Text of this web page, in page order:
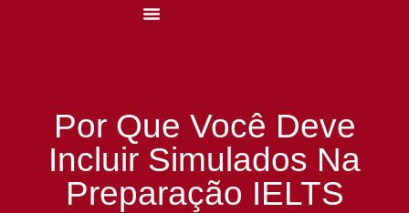
Por Que Você Deve
Incluir Simulados Na
Preparação IELTS